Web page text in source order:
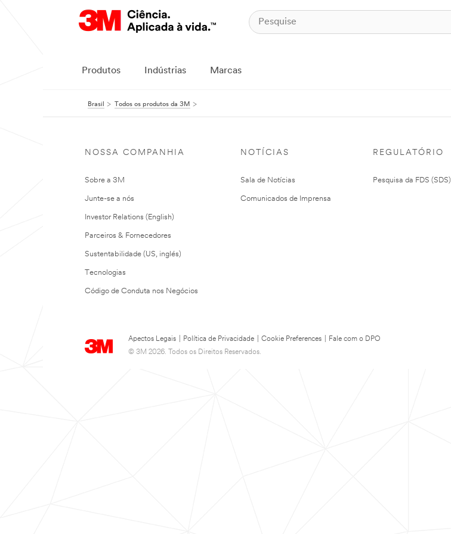
Produtos Indústrias Marcas
Brasil Todos os produtos da 3M
NOSSA COMPANHIA
Sobre a 3M
Junte-se a nós
Investor Relations (English)
Parceiros & Fornecedores
Sustentabilidade (US, inglés)
Tecnologias
Código de Conduta nos Negócios
NOTÍCIAS
Sala de Notícias
Comunicados de Imprensa
REGULATÓRIO
Pesquisa da FDS (SDS)
Apectos Legais Política de Privacidade Cookie Preferences
Fale com o DPO
© 3M 2026. Todos os Direitos Reservados.